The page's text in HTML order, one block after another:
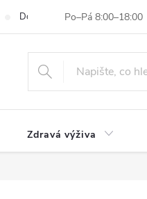
Dodací a platební podmínky
Zdravá výživa